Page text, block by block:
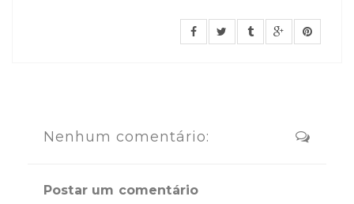
Nenhum comentário:
Postar um comentário